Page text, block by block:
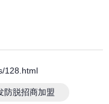
128.html
防脱招商加盟